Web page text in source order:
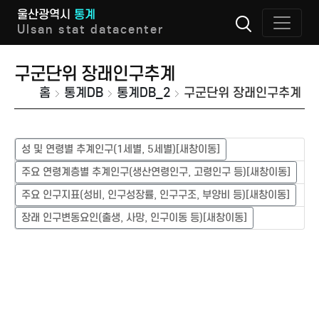
울산광역시 통계
Ulsan stat datacenter
구군단위 장래인구추계
홈 통계DB 통계DB_2 구군단위 장래인구추계
성 및 연령별 추계인구(1세별, 5세별)[새창이동]
주요 연령계층별 추계인구(생산연령인구, 고령인구 등)[새창이동]
주요 인구지표(성비, 인구성장률, 인구구조, 부양비 등)[새창이동]
장래 인구변동요인(출생, 사망, 인구이동 등)[새창이동]